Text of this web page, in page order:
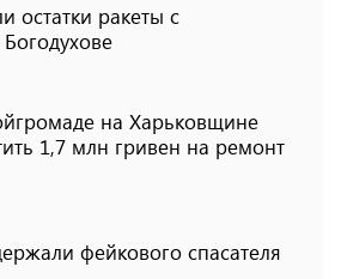
остатки ракеты с
на Харьковщине
1,7 млн ​​гривен на ремонт
фейкового спасателя